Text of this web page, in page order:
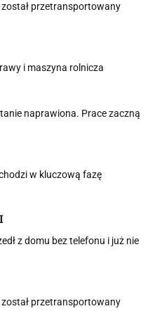
przetransportowany
i maszyna rolnicza
naprawiona. Prace zaczną
w kluczową fazę
z domu bez telefonu i już nie
przetransportowany